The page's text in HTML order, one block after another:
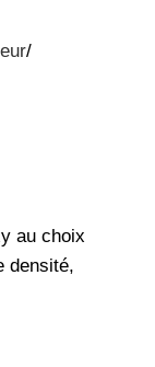
au choix
densité,